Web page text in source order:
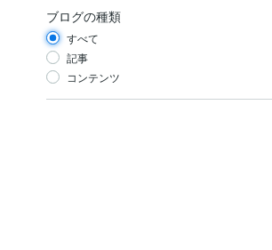
ブログの種類
すべて
記事
コンテンツ